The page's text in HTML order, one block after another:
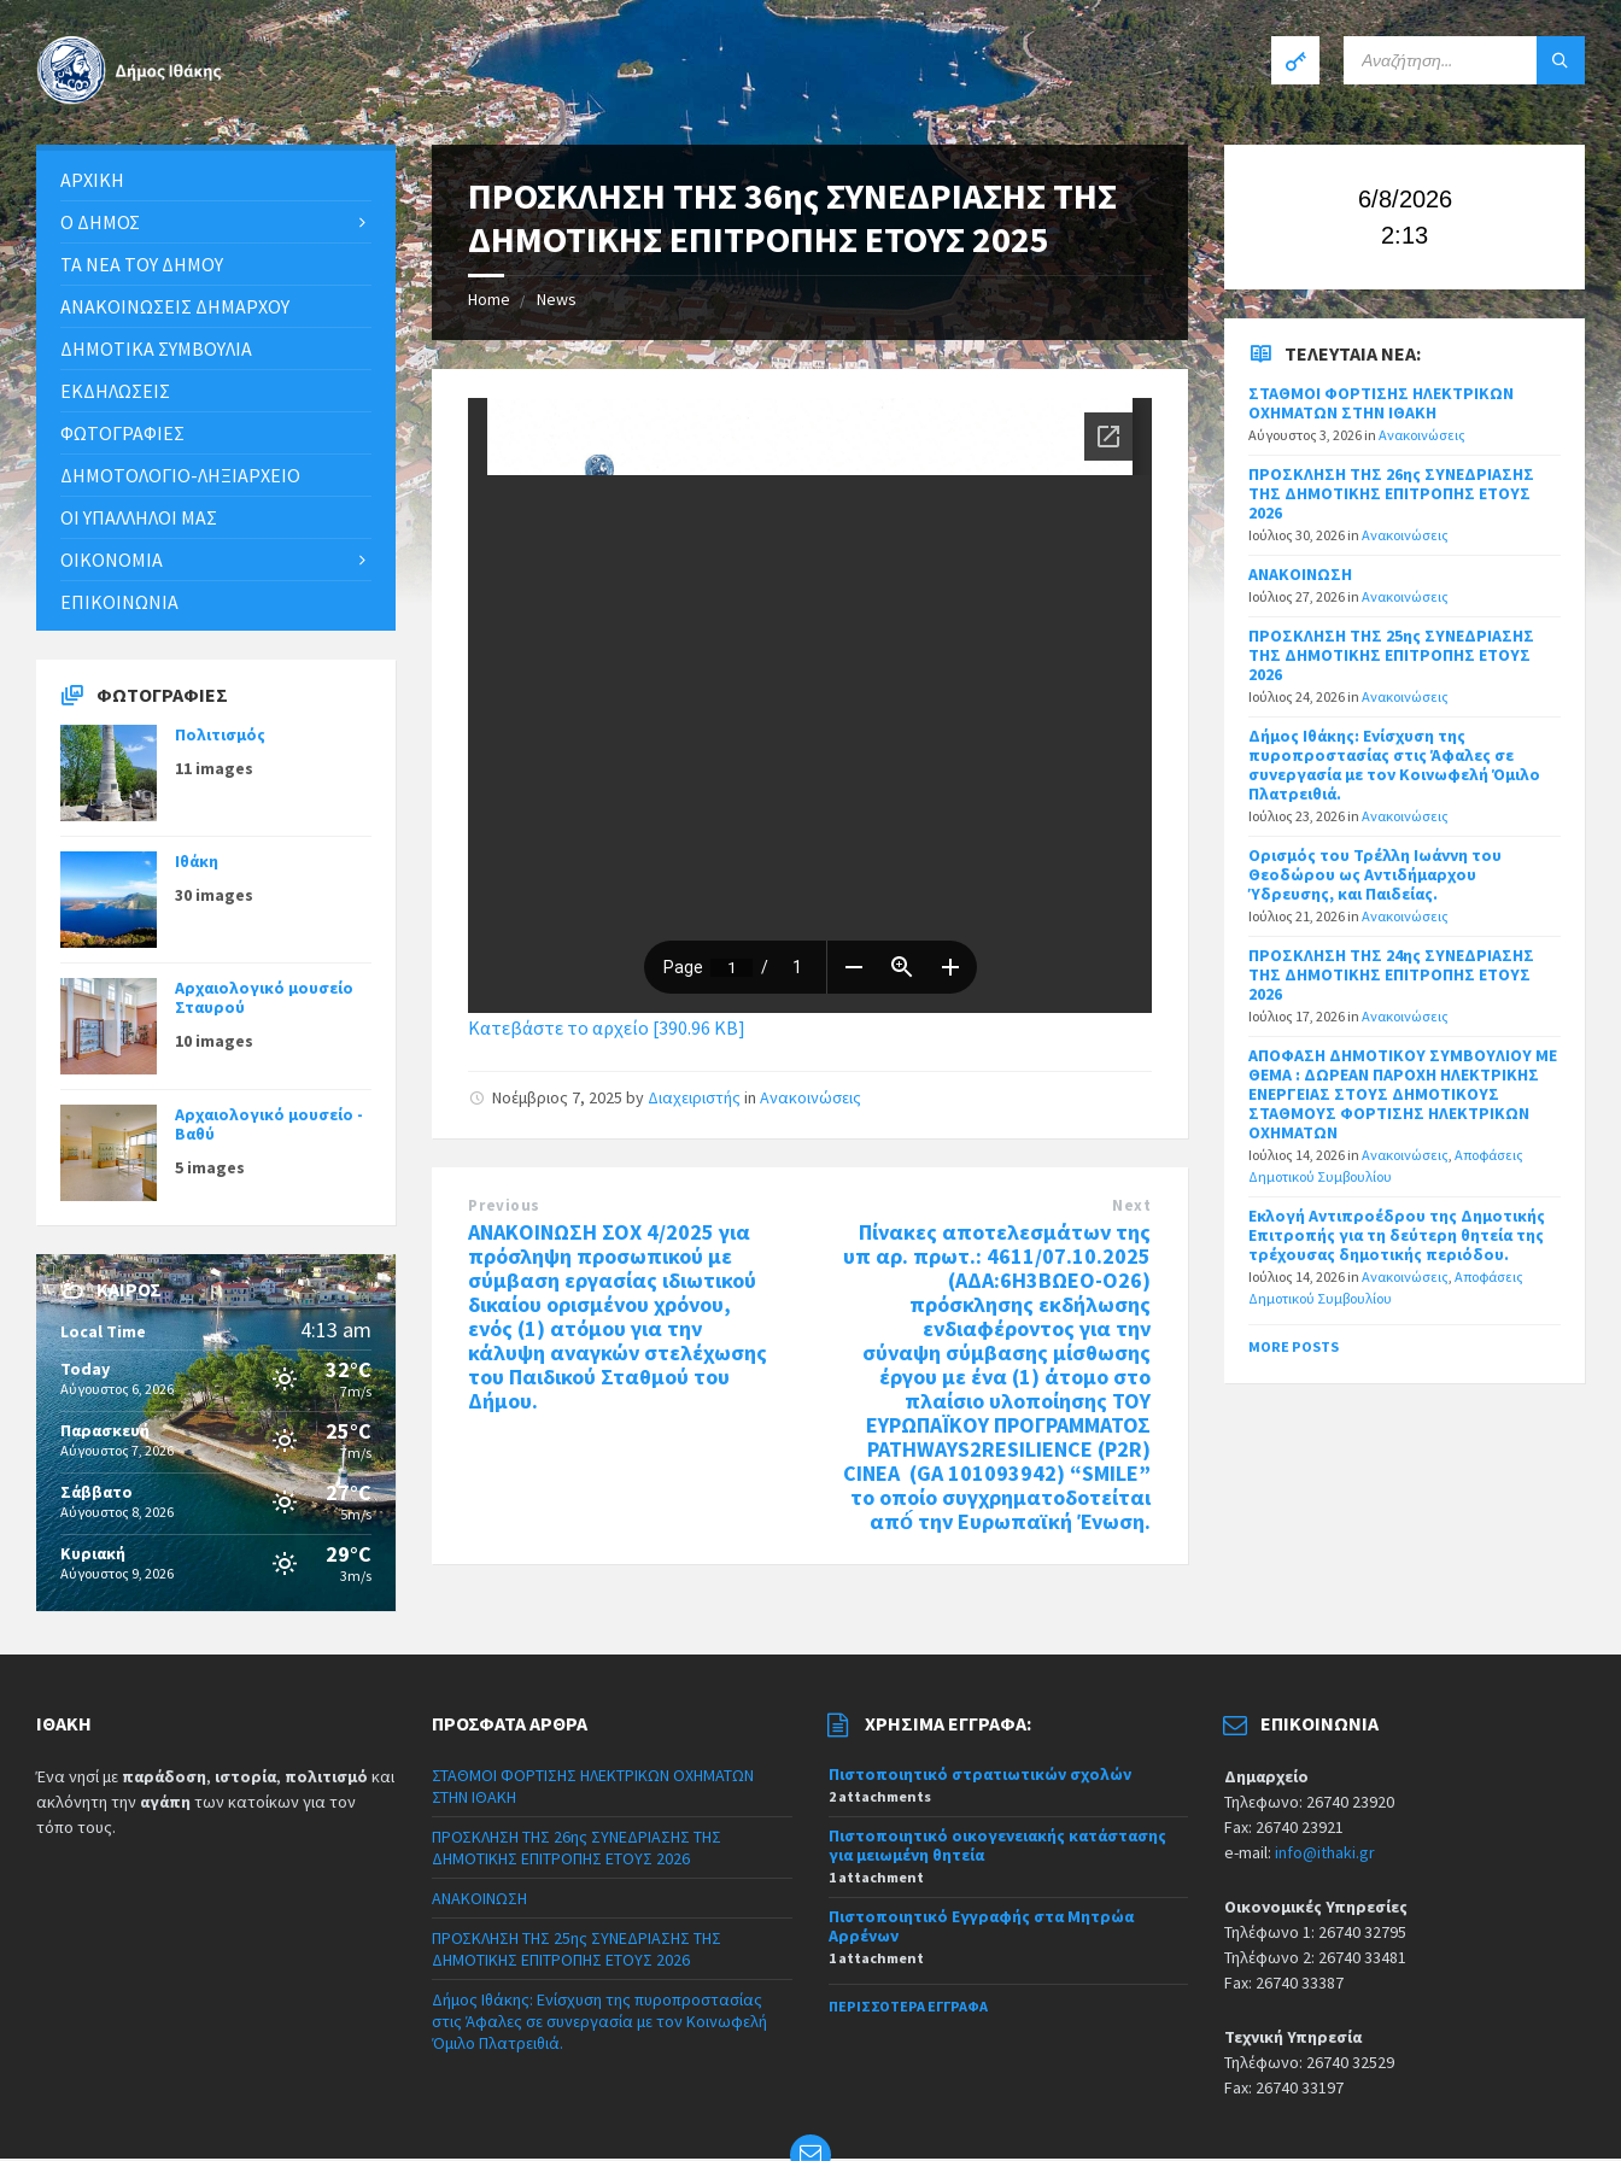
ΠΡΟΣΚΛΗΣΗ ΤΗΣ 36ης ΣΥΝΕΔΡΙΑΣΗΣ ΤΗΣ
ΔΗΜΟΤΙΚΗΣ ΕΠΙΤΡΟΠΗΣ ΕΤΟΥΣ 2025
Home News
Κατεβάστε το αρχείο [390.96 KB]
Νοέμβριος 7, 2025by Διαχειριστής inΑνακοινώσεις
Previous
ΑΝΑΚΟΙΝΩΣΗ ΣΟΧ 4/2025 για
πρόσληψη προσωπικού με
σύμβαση εργασίας ιδιωτικού
δικαίου ορισμένου χρόνου,
ενός (1) ατόμου για την
κάλυψη αναγκών στελέχωσης
του Παιδικού Σταθμού του
Δήμου.
Next
Πίνακες αποτελεσμάτων της
υπ αρ. πρωτ.: 4611/07.10.2025
(ΑΔΑ:6Η3ΒΩΕΟ-Ο26)
πρόσκλησης εκδήλωσης
ενδιαφέροντος για την
σύναψη σύμβασης μίσθωσης
έργου με ένα (1) άτομο στο
πλαίσιο υλοποίησης ΤΟΥ
ΕΥΡΩΠΑΪΚΟΥ ΠΡΟΓΡΑΜΜΑΤΟΣ
PATHWAYS2RESILIENCE (P2R)
CINEA (GA 101093942) “SMILE”
το οποίο συγχρηματοδοτείται
από́ την Ευρωπαϊκή Ένωση.
ΑΡΧΙΚΉ
Ο ΔΉΜΟΣ
ΤΑ ΝΈΑ ΤΟΥ ΔΉΜΟΥ
ΑΝΑΚΟΙΝΩΣΕΙΣ ΔΗΜΑΡΧΟΥ
ΔΗΜΟΤΙΚΆ ΣΥΜΒΟΎΛΙΑ
ΕΚΔΗΛΏΣΕΙΣ
ΦΩΤΟΓΡΑΦΊΕΣ
ΔΗΜΟΤΟΛΌΓΙΟ-ΛΗΞΙΑΡΧΕΊΟ
ΟΙ ΥΠΆΛΛΗΛΟΙ ΜΑΣ
ΟΙΚΟΝΟΜΊΑ
ΕΠΙΚΟΙΝΩΝΊΑ
ΦΩΤΟΓΡΑΦΊΕΣ
Πολιτισμός
11 images
Ιθάκη
30 images
Αρχαιολογικό μουσείο
Σταυρού
10 images
Αρχαιολογικό μουσείο -
Βαθύ
5 images
ΚΑΙΡΌΣ
Local Time 4:13 am
Today
Αύγουστος 6, 2026
32°C
7m/s
Παρασκευή
Αύγουστος 7, 2026
25°C
7m/s
Σάββατο
Αύγουστος 8, 2026
27°C
5m/s
Κυριακή
Αύγουστος 9, 2026
29°C
3m/s
6/8/2026
2:13
ΤΕΛΕΥΤΑΊΑ ΝΈΑ:
ΣΤΑΘΜΟΙ ΦΟΡΤΙΣΗΣ ΗΛΕΚΤΡΙΚΩΝ
ΟΧΗΜΑΤΩΝ ΣΤΗΝ ΙΘΑΚΗ
Αύγουστος 3, 2026 inΑνακοινώσεις
ΠΡΟΣΚΛΗΣΗ ΤΗΣ 26ης ΣΥΝΕΔΡΙΑΣΗΣ
ΤΗΣ ΔΗΜΟΤΙΚΗΣ ΕΠΙΤΡΟΠΗΣ ΕΤΟΥΣ
2026
Ιούλιος 30, 2026 inΑνακοινώσεις
ΑΝΑΚΟΙΝΩΣΗ
Ιούλιος 27, 2026 inΑνακοινώσεις
ΠΡΟΣΚΛΗΣΗ ΤΗΣ 25ης ΣΥΝΕΔΡΙΑΣΗΣ
ΤΗΣ ΔΗΜΟΤΙΚΗΣ ΕΠΙΤΡΟΠΗΣ ΕΤΟΥΣ
2026
Ιούλιος 24, 2026 inΑνακοινώσεις
Δήμος Ιθάκης: Ενίσχυση της
πυροπροστασίας στις Άφαλες σε
συνεργασία με τον Κοινωφελή Όμιλο
Πλατρειθιά.
Ιούλιος 23, 2026 inΑνακοινώσεις
Ορισμός του Τρέλλη Ιωάννη του
Θεοδώρου ως Αντιδήμαρχου
Ύδρευσης, και Παιδείας.
Ιούλιος 21, 2026 inΑνακοινώσεις
ΠΡΟΣΚΛΗΣΗ ΤΗΣ 24ης ΣΥΝΕΔΡΙΑΣΗΣ
ΤΗΣ ΔΗΜΟΤΙΚΗΣ ΕΠΙΤΡΟΠΗΣ ΕΤΟΥΣ
2026
Ιούλιος 17, 2026 inΑνακοινώσεις
ΑΠΟΦΑΣΗ ΔΗΜΟΤΙΚΟΥ ΣΥΜΒΟΥΛΙΟΥ ΜΕ
ΘΕΜΑ : ΔΩΡΕΑΝ ΠΑΡΟΧΗ ΗΛΕΚΤΡΙΚΗΣ
ΕΝΕΡΓΕΙΑΣ ΣΤΟΥΣ ΔΗΜΟΤΙΚΟΥΣ
ΣΤΑΘΜΟΥΣ ΦΟΡΤΙΣΗΣ ΗΛΕΚΤΡΙΚΩΝ
ΟΧΗΜΑΤΩΝ
Ιούλιος 14, 2026 inΑνακοινώσεις,Αποφάσεις
Δημοτικού Συμβουλίου
Εκλογή Αντιπροέδρου της Δημοτικής
Επιτροπής για τη δεύτερη θητεία της
τρέχουσας δημοτικής περιόδου.
Ιούλιος 14, 2026 inΑνακοινώσεις,Αποφάσεις
Δημοτικού Συμβουλίου
MORE POSTS
ΙΘΆΚΗ
Ένα νησί με παράδοση, ιστορία, πολιτισμό και
ακλόνητη την αγάπη των κατοίκων για τον
τόπο τους.
ΠΡΌΣΦΑΤΑ ΆΡΘΡΑ
ΣΤΑΘΜΟΙ ΦΟΡΤΙΣΗΣ ΗΛΕΚΤΡΙΚΩΝ ΟΧΗΜΑΤΩΝ
ΣΤΗΝ ΙΘΑΚΗ
ΠΡΟΣΚΛΗΣΗ ΤΗΣ 26ης ΣΥΝΕΔΡΙΑΣΗΣ ΤΗΣ
ΔΗΜΟΤΙΚΗΣ ΕΠΙΤΡΟΠΗΣ ΕΤΟΥΣ 2026
ΑΝΑΚΟΙΝΩΣΗ
ΠΡΟΣΚΛΗΣΗ ΤΗΣ 25ης ΣΥΝΕΔΡΙΑΣΗΣ ΤΗΣ
ΔΗΜΟΤΙΚΗΣ ΕΠΙΤΡΟΠΗΣ ΕΤΟΥΣ 2026
Δήμος Ιθάκης: Ενίσχυση της πυροπροστασίας
στις Άφαλες σε συνεργασία με τον Κοινωφελή
Όμιλο Πλατρειθιά.
ΧΡΉΣΙΜΑ ΈΓΓΡΑΦΑ:
Πιστοποιητικό στρατιωτικών σχολών
2 attachments
Πιστοποιητικό οικογενειακής κατάστασης
για μειωμένη θητεία
1 attachment
Πιστοποιητικό Εγγραφής στα Μητρώα
Αρρένων
1 attachment
ΠΕΡΙΣΣΌΤΕΡΑ ΈΓΓΡΑΦΑ
ΕΠΙΚΟΙΝΩΝΊΑ
Δημαρχείο
Τηλεφωνο: 26740 23920
Fax: 26740 23921
e-mail:info@ithaki.gr
Οικονομικές Υπηρεσίες
Τηλέφωνο 1: 26740 32795
Τηλέφωνο 2: 26740 33481
Fax: 26740 33387
Τεχνική Υπηρεσία
Τηλέφωνο: 26740 32529
Fax: 26740 33197